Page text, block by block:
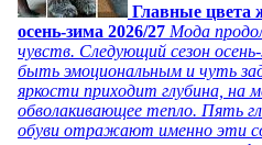
Главные цвета
осень-зима 2026/27 Мода
чувств. Следующий сезон
быть эмоциональным и чуть
яркости приходит глубина, на
обволакивающее тепло. Пять
обуви отражают именно эти